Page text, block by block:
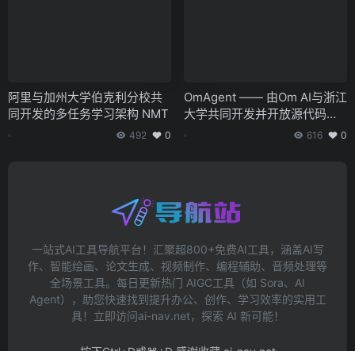
阿里与加州大学伯克利分校共
同开发的多任务学习架构 NMT
492 0
OmAgent —— 由Om AI与浙江
大学共同开发并开放源代码的
616 0
一站式AI工具导航平台！汇聚超800+免费AI工具，涵盖AI写
作、智能绘画、论文生成、视频制作、编程辅助、音频处理等
全场景工具。每日更新热门 AIGC工具（如 Sora、AI
Agent），助您快速找到提升办公、创作、学习效率的实用工
具！立即访问ai-nav.net，探索 AI 新可能！